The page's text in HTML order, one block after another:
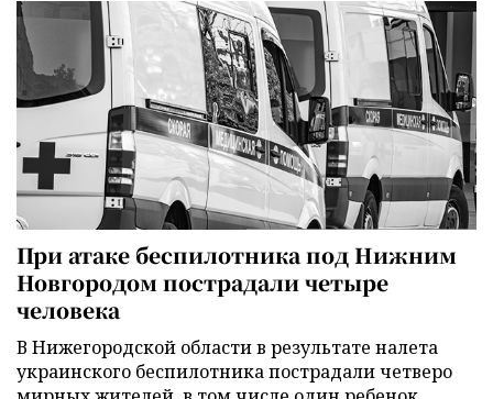
При атаке беспилотника под Нижним
Новгородом пострадали четыре
человека
В Нижегородской области в результате налета
украинского беспилотника пострадали четверо